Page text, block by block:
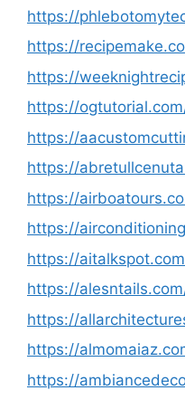
https://
https://
https://
https://
https://
https://
https://
https://
https://
https://
https://
https://
https://